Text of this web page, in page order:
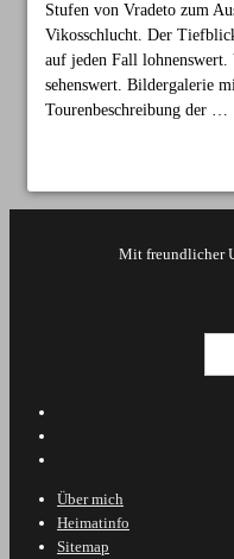
Stufen von Vradeto zum
Vikosschlucht. Der
auf jeden Fall
sehenswert. Bildergalerie
Tourenbeschreibung der …
Mit freundlicher
Footer-
Menü
Über mich
Heimatinfo
Sitemap